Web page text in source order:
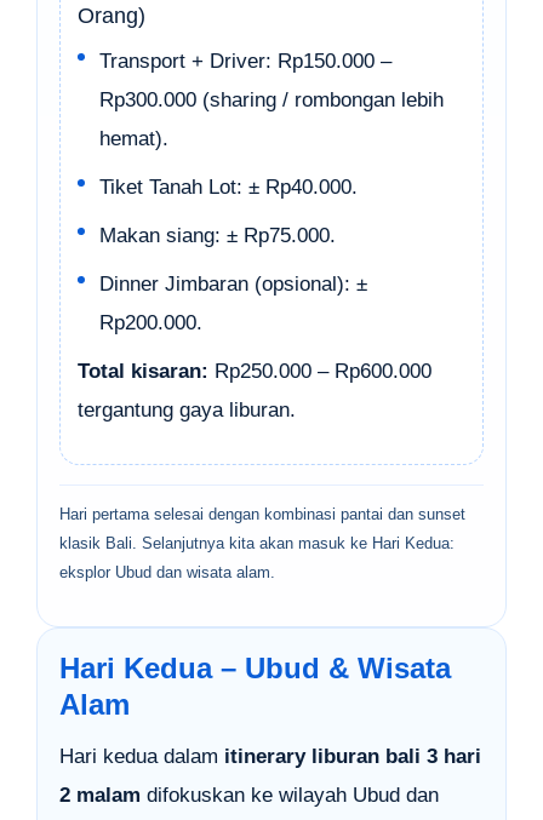
Orang)
Transport + Driver: Rp150.000 –
Rp300.000 (sharing / rombongan lebih
hemat).
Tiket Tanah Lot: ± Rp40.000.
Makan siang: ± Rp75.000.
Dinner Jimbaran (opsional): ±
Rp200.000.
Total kisaran: Rp250.000 – Rp600.000
tergantung gaya liburan.
Hari pertama selesai dengan kombinasi pantai dan sunset
klasik Bali. Selanjutnya kita akan masuk ke Hari Kedua:
eksplor Ubud dan wisata alam.
Hari Kedua – Ubud & Wisata
Alam
Hari kedua dalam itinerary liburan bali 3 hari
2 malam difokuskan ke wilayah Ubud dan